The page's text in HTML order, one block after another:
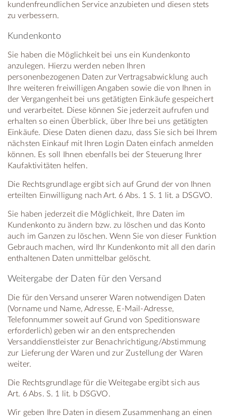
kundenfreundlichen Service anzubieten und diesen stets
zu verbessern.
Kundenkonto
Sie haben die Möglichkeit bei uns ein Kundenkonto
anzulegen. Hierzu werden neben Ihren
personenbezogenen Daten zur Vertragsabwicklung auch
Ihre weiteren freiwilligen Angaben sowie die von Ihnen in
der Vergangenheit bei uns getätigten Einkäufe gespeichert
und verarbeitet. Diese können Sie jederzeit aufrufen und
erhalten so einen Überblick, über Ihre bei uns getätigten
Einkäufe. Diese Daten dienen dazu, dass Sie sich bei Ihrem
nächsten Einkauf mit Ihren Login Daten einfach anmelden
können. Es soll Ihnen ebenfalls bei der Steuerung Ihrer
Kaufaktivitäten helfen.
Die Rechtsgrundlage ergibt sich auf Grund der von Ihnen
erteilten Einwilligung nach Art. 6 Abs. 1 S. 1 lit. a DSGVO.
Sie haben jederzeit die Möglichkeit, Ihre Daten im
Kundenkonto zu ändern bzw. zu löschen und das Konto
auch im Ganzen zu löschen. Wenn Sie von dieser Funktion
Gebrauch machen, wird Ihr Kundenkonto mit all den darin
enthaltenen Daten unmittelbar gelöscht.
Weitergabe der Daten für den Versand
Die für den Versand unserer Waren notwendigen Daten
(Vorname und Name, Adresse, E-Mail-Adresse,
Telefonnummer soweit auf Grund von Speditionsware
erforderlich) geben wir an den entsprechenden
Versanddienstleister zur Benachrichtigung/Abstimmung
zur Lieferung der Waren und zur Zustellung der Waren
weiter.
Die Rechtsgrundlage für die Weitegabe ergibt sich aus
Art. 6 Abs. S. 1 lit. b DSGVO.
Wir geben Ihre Daten in diesem Zusammenhang an einen